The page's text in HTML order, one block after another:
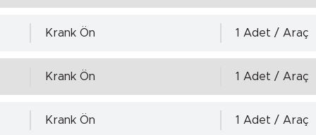
) Ra=1,6÷6,3µm,
Krank Ön 1 Adet / Araç
Krank Ön 1 Adet / Araç
Krank Ön 1 Adet / Araç